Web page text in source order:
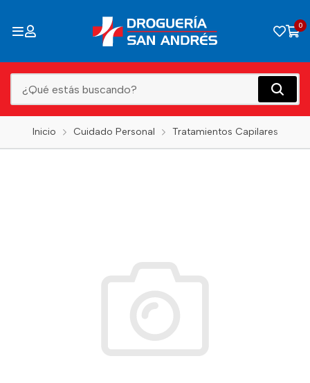
0
Inicio Cuidado Personal Tratamientos Capilares